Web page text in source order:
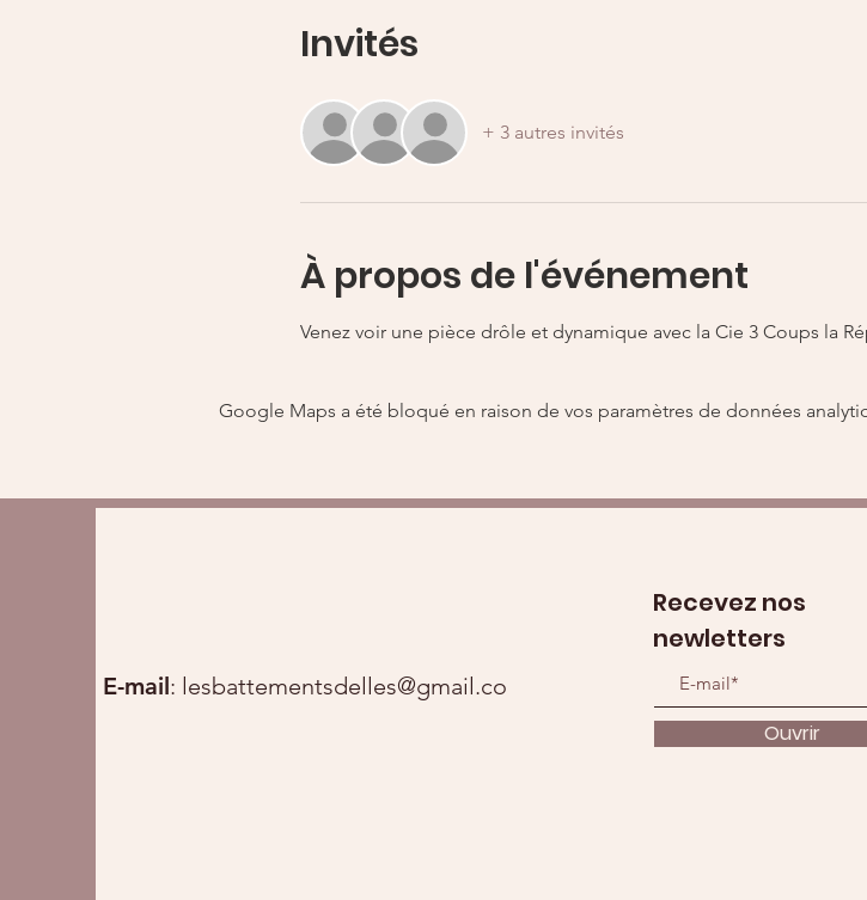
Invités
+ 3 autres invités
À propos de l'événement
Venez voir une pièce drôle et dynamique avec la Cie 3 Coups la
Google Maps a été bloqué en raison de vos paramètres de données
E-mail: lesbattementsdelles@gmail.com
Recevez nos
newletters
Ouvrir